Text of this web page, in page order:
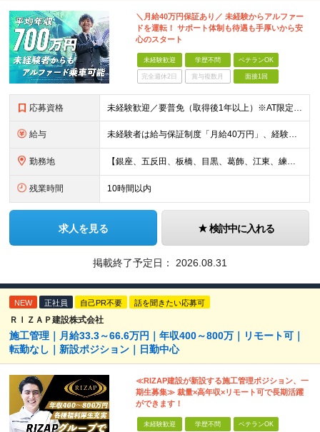
＼月給40万円保証あり／ 未経験からアルファー
ドを運転！ サポート体制も待遇も手厚いから安
心のスタート
未経験歓迎 学歴不問 ベテランOK
完全週休2日 賞与複数月 面接1回
応募資格 未経験歓迎／要普免（取得後1年以上）※AT限定可／学歴不問 【必須条件】 ・普通運転免許取得後1年以上の方（AT限定可） ・日常的に車を運転されている方 【こんな方は歓迎します！】 ・効率良くしっ
給与 未経験者は給与保証制度「月給40万円」、経験者は入社祝い金「30万円」支給 ■月給保証40万円をご選択の場合 ◎未経験入社～3か月まで 月給40万円 ◎4か月目以降 月給205,968円～＋残業
勤務地 【銀座、五反田、板橋、目黒、葛飾、江東、練馬、足立】のいずれかの拠点 ※転勤なし／駅チカで通勤◎ ※マイカー通勤OK（当社規程あり） ■銀座営業所 東京都中央区銀座8-3-10 トミタビル4F ■
残業時間 10時間以内
求人を見る 検討中に入れる
掲載終了予定日： 2026.08.31
NEW 正社員 自己PR不要 話を聞きたい応募可
ＲＩＺＡＰ建設株式会社
施工管理｜月給33.3～66.6万円｜年収400～800万｜リモート可｜
転勤なし｜新設ポジション｜日勤中心
≪RIZAP建設が新設する施工管理ポジション、一
期生募集≫ 裁量×高年収×リモート可で長期活躍
ができます！
未経験歓迎 学歴不問 ベテランOK